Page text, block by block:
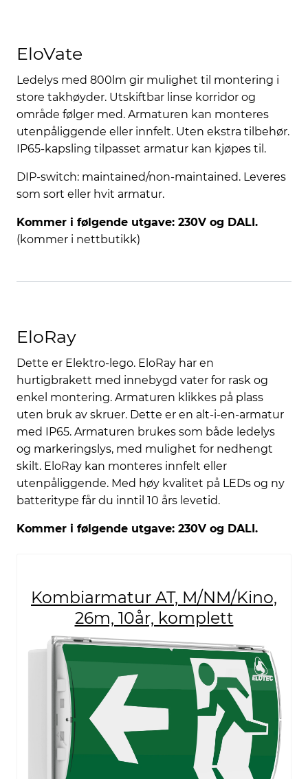
EloVate
Ledelys med 800lm gir mulighet til montering i
store takhøyder. Utskiftbar linse korridor og
område følger med. Armaturen kan monteres
utenpåliggende eller innfelt. Uten ekstra tilbehør.
IP65-kapsling tilpasset armatur kan kjøpes til.
DIP-switch: maintained/non-maintained. Leveres
som sort eller hvit armatur.
Kommer i følgende utgave: 230V og DALI.
(kommer i nettbutikk)
EloRay
Dette er Elektro-lego. EloRay har en
hurtigbrakett med innebygd vater for rask og
enkel montering. Armaturen klikkes på plass
uten bruk av skruer. Dette er en alt-i-en-armatur
med IP65. Armaturen brukes som både ledelys
og markeringslys, med mulighet for nedhengt
skilt. EloRay kan monteres innfelt eller
utenpåliggende. Med høy kvalitet på LEDs og ny
batteritype får du inntil 10 års levetid.
Kommer i følgende utgave: 230V og DALI.
Kombiarmatur AT, M/NM/Kino,
26m, 10år, komplett